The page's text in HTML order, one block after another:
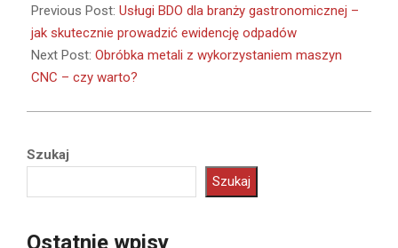
05-
21
Previous Post: Usługi BDO dla branży gastronomicznej –
jak skutecznie prowadzić ewidencję odpadów
Next Post: Obróbka metali z wykorzystaniem maszyn
CNC – czy warto?
Szukaj
Szukaj
Ostatnie wpisy